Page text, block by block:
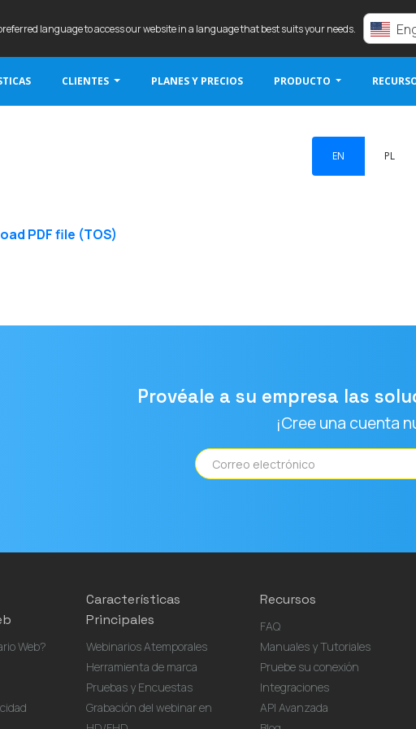
language to access our website in a language that best suits your needs.
CLIENTES PLANES Y PRECIOS PRODUCTO
EN PL
PDF file (TOS)
Provéale a su empresa las
¡Cree una cuenta
Web?
Características
Principales
Webinarios Atemporales
Herramienta de marca
Pruebas y Encuestas
Grabación del webinar en
Recursos
FAQ
Manuales y Tutoriales
Pruebe su conexión
Integraciones
API Avanzada